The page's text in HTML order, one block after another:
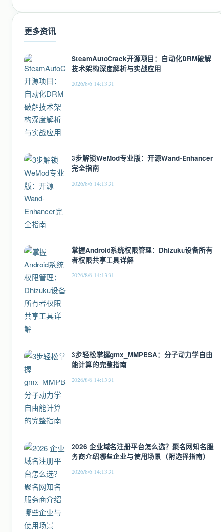
更多资讯
SteamAutoCrack开源项目：自动化DRM破解
技术架构深度解析与实战应用
2026/8/6 14:13:31
3步解锁WeMod专业版：开源Wand-Enhancer
完全指南
2026/8/6 14:13:31
掌握Android系统权限管理：Dhizuku设备所有
者权限共享工具详解
2026/8/6 14:13:31
3步轻松掌握gmx_MMPBSA：分子动力学自由
能计算的完整指南
2026/8/6 14:13:31
2026 企业域名注册平台怎么选？聚名网知名服
务商介绍哪些企业与使用场景（附选择指南）
2026/8/6 14:13:31